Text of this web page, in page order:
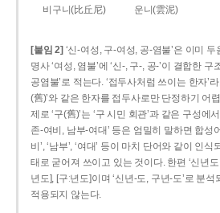
비구니(比丘尼)
운니(雲泥)
[붙임 2] ‘신-여성, 구-여성, 공-염불’은 이미
명사 ‘여성, 염불’에 ‘신-, 구-, 공-’이 결합한
공염불’로 적는다. ‘접두사처럼 쓰이는 한자’
(舊)’와 같은 한자를 접두사로만 단정하기 어
제로 ‘구(舊)’는 ‘구 시민 회관’과 같은 구성에
존­-여비, 남부-­여대’ 등은 엄밀히 말하면 합성
비’, ‘남부’, ‘여대’ 등이 마치 단어와 같이 인
태로 굳어져 쓰이고 있는 것이다. 한편 ‘신년
년도], [구ː년도]이며 ‘신년­-도, 구년-­도’로 분
적용되지 않는다.